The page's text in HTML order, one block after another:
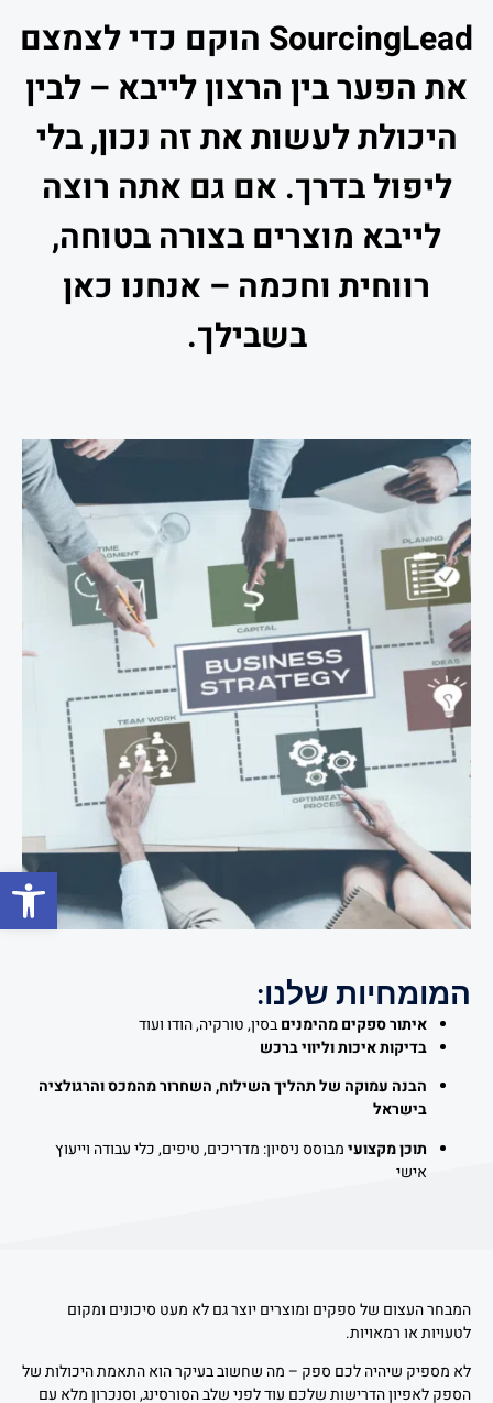
פתח
SourcingLead הוקם כדי לצמצם
את הפער בין הרצון לייבא – לבין
היכולת לעשות את זה נכון, בלי
ליפול בדרך. אם גם אתה רוצה
לייבא מוצרים בצורה בטוחה,
רווחית וחכמה – אנחנו כאן
בשבילך.
המומחיות שלנו:
איתור ספקים מהימניםבסין, טורקיה, הודו ועוד
בדיקות איכות וליווי ברכש
הבנה עמוקה של תהליך השילוח, השחרור מהמכס והרגולציה
בישראל
תוכן מקצועימבוסס ניסיון: מדריכים, טיפים, כלי עבודה וייעוץ
אישי
המבחר העצום של ספקים ומוצרים יוצר גם לא מעט סיכונים ומקום
לטעויות או רמאויות.
לא מספיק שיהיה לכם ספק – מה שחשוב בעיקר הוא התאמת היכולות של
הספק לאפיון הדרישות שלכם עוד לפני שלב הסורסינג, וסנכרון מלא עם